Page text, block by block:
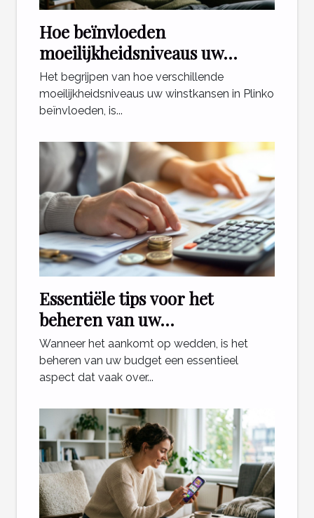
Hoe beïnvloeden
moeilijkheidsniveaus uw
winstkansen in Plinko?
Het begrijpen van hoe verschillende
moeilijkheidsniveaus uw winstkansen in Plinko
beïnvloeden, is...
Essentiële tips voor het
beheren van uw
weddenschapsbudget
Wanneer het aankomt op wedden, is het
beheren van uw budget een essentieel
aspect dat vaak over...